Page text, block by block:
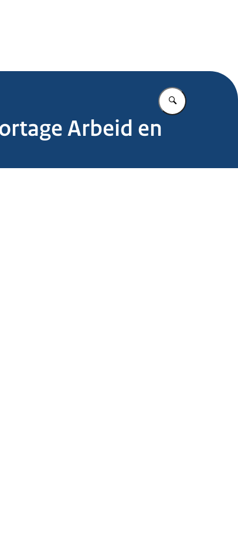
Vul in wat u
Arbeid en